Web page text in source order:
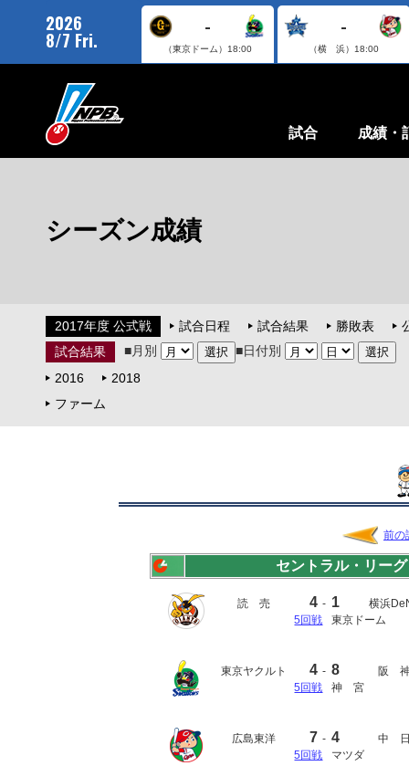
2026
8/7 Fri.
-
（東京ドーム） 18:00
-
（横 浜） 18:00
試合 成績・
シーズン成績
2017年度 公式戦 試合日程 試合結果 勝敗表
試合結果
■月別
■日付別
2016
2018
ファーム
前の
セントラル・リーグ
読 売 4 - 1
横浜
5回戦
東京ドーム
東京ヤクルト 4 - 8
阪
5回戦
神 宮
広島東洋 7 - 4
中
5回戦
マツダ